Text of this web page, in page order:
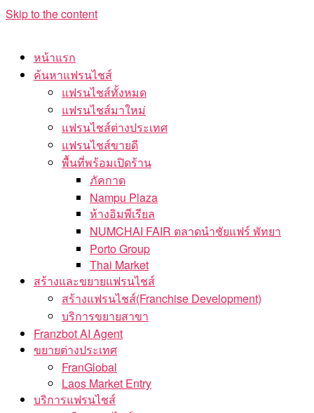
Skip to the content
หน้าแรก
ค้นหาแฟรนไชส์
แฟรนไชส์ทั้งหมด
แฟรนไชส์มาใหม่
แฟรนไชส์ต่างประเทศ
แฟรนไชส์ขายดี
พื้นที่พร้อมเปิดร้าน
ภัคกาด
Nampu Plaza
ห้างอิมพีเรียล
NUMCHAI FAIR ตลาดนำชัยแฟร์ พัทยา
Porto Group
Thai Market
สร้างและขยายแฟรนไชส์
สร้างแฟรนไชส์(Franchise Development)
บริการขยายสาขา
Franzbot AI Agent
ขยายต่างประเทศ
FranGlobal
Laos Market Entry
บริการแฟรนไชส์